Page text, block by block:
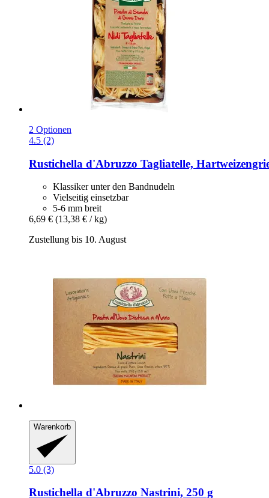
2 Optionen
4.5 (2)
Rustichella d'Abruzzo Tagliatelle,
Klassiker unter den Bandnudeln
Vielseitig einsetzbar
5-6 mm breit
6,69 € (13,38 € / kg)
Zustellung bis 10. August
Warenkorb
5.0 (3)
Rustichella d'Abruzzo Nastrini, 250 g